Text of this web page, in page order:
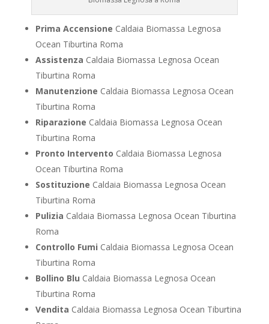
Prima Accensione Caldaia Biomassa Legnosa
Ocean Tiburtina Roma
Assistenza Caldaia Biomassa Legnosa Ocean
Tiburtina Roma
Manutenzione Caldaia Biomassa Legnosa Ocean
Tiburtina Roma
Riparazione Caldaia Biomassa Legnosa Ocean
Tiburtina Roma
Pronto Intervento Caldaia Biomassa Legnosa
Ocean Tiburtina Roma
Sostituzione Caldaia Biomassa Legnosa Ocean
Tiburtina Roma
Pulizia Caldaia Biomassa Legnosa Ocean Tiburtina
Roma
Controllo Fumi Caldaia Biomassa Legnosa Ocean
Tiburtina Roma
Bollino Blu Caldaia Biomassa Legnosa Ocean
Tiburtina Roma
Vendita Caldaia Biomassa Legnosa Ocean Tiburtina